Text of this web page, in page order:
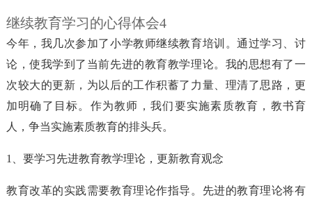
继续教育学习的心得体会4
今年，我几次参加了小学教师继续教育培训。通过学习、讨
论，使我学到了当前先进的教育教学理论。我的思想有了一
次较大的更新，为以后的工作积蓄了力量、理清了思路，更
加明确了目标。作为教师，我们要实施素质教育，教书育
人，争当实施素质教育的排头兵。
1、要学习先进教育教学理论，更新教育观念
教育改革的实践需要教育理论作指导。先进的教育理论将有